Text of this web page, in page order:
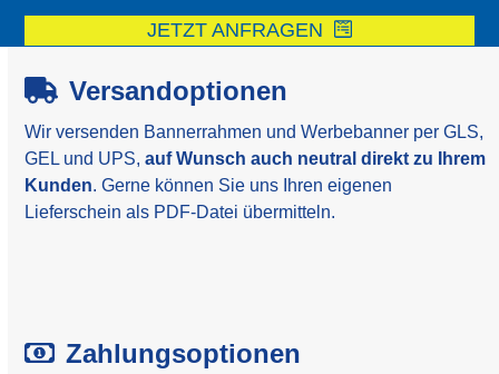
JETZT ANFRAGEN
Versandoptionen
Wir versenden Bannerrahmen und Werbebanner per GLS,
GEL und UPS,auf Wunsch auch neutral direkt zu Ihrem
Kunden. Gerne können Sie uns Ihren eigenen
Lieferschein als PDF-Datei übermitteln.
Zahlungsoptionen